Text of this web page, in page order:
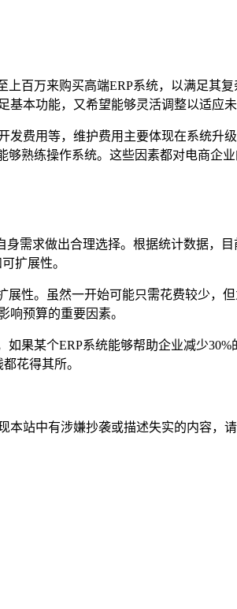
百万来购买高端ERP系统，以满足其
本功能，又希望能够灵活调整以适应未
费用等，维护费用主要体现在系统升
熟练操作系统。这些因素都对电商企
需求做出合理选择。根据统计数据，
扩展性。
性。虽然一开始可能只需花费较少，
预算的重要因素。
果某个ERP系统能够帮助企业减少
花得其所。
站中有涉嫌抄袭或描述失实的内容，请